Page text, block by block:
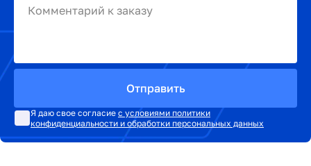
Комментарий к заказу
Отправить
Я даю свое согласие с условиями политики
конфиденциальности и обработки персональных данных